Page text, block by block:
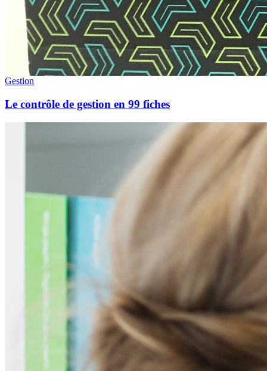
Gestion
Le contrôle de gestion en 99 fiches